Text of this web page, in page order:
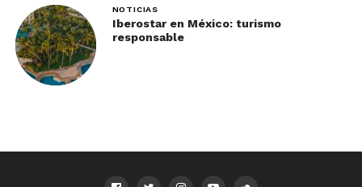
NOTICIAS
Iberostar en México: turismo
responsable